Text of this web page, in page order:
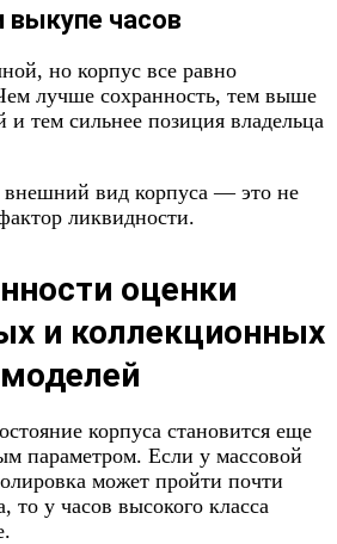
выкупе часов
но корпус все равно
лучше сохранность, тем выше
и тем сильнее позиция владельца
внешний вид корпуса — это не
ликвидности.
оценки
и коллекционных
моделей
корпуса становится еще
параметром. Если у массовой
может пройти почти
то у часов высокого класса